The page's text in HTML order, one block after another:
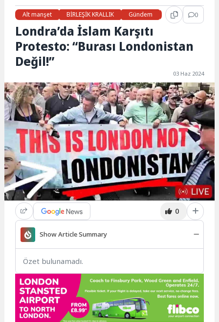
Alt manşet
BİRLEŞİK KRALLIK Gündem Haberler 0
Londra’da İslam Karşıtı
Protesto: “Burası Londonistan
Değil!”
03 Haz 2024
0
Show Article Summary
Özet bulunamadı.